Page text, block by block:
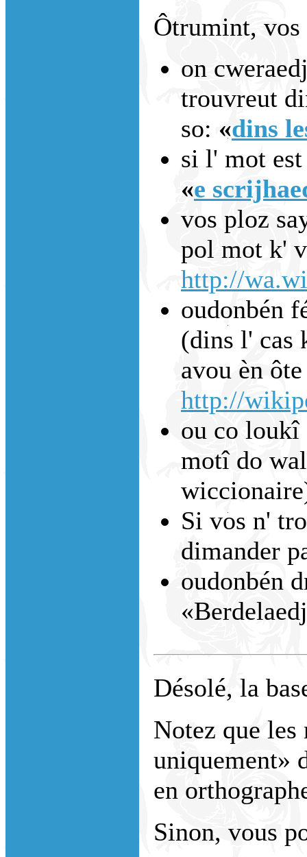
Ôtrumint,
on
trouvreut
so: «dins
si l' mot
«e
vos ploz
pol mot k'
http://
oudonbén
(dins l' cas
avou èn
http://
ou co loukî
motî do
Si vos n'
dimander
oudonbén
Désolé, la
Notez que les
uniquement»
en
Sinon, vous